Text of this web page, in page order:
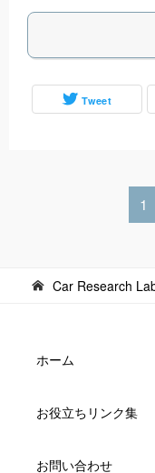
Tweet
1
Car Research
ホーム
お役立ちリンク集
お問い合わせ